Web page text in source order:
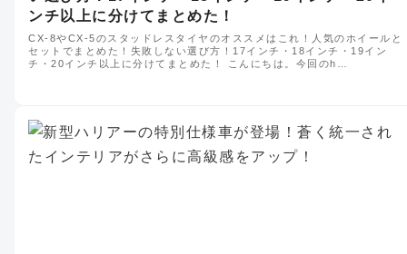
ンチ以上に分けてまとめた！
CX-8やCX-5のスタッドレスタイヤのオススメはこれ！人気のホイールと
セットでまとめた！失敗しない選び方！17インチ・18インチ・19イン
チ・20インチ以上に分けてまとめた！ こんにちは。今回のh…